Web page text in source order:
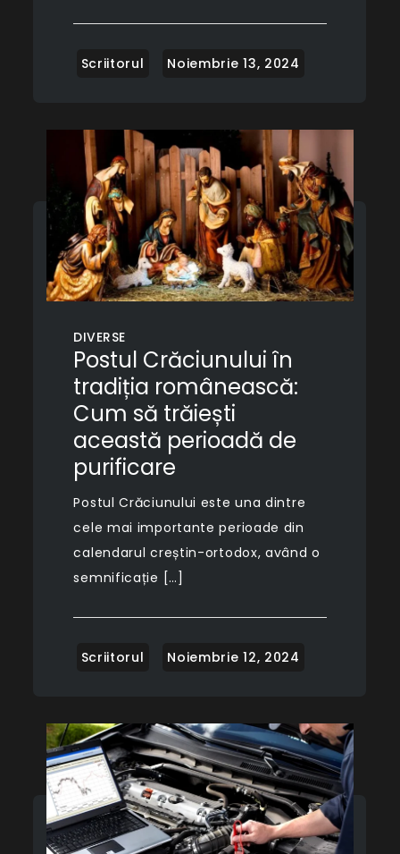
DIVERSE
Postul Crăciunului în
tradiția românească:
Cum să trăiești
această perioadă de
purificare
Postul Crăciunului este una dintre
cele mai importante perioade din
calendarul creștin-ortodox, având o
semnificație […]